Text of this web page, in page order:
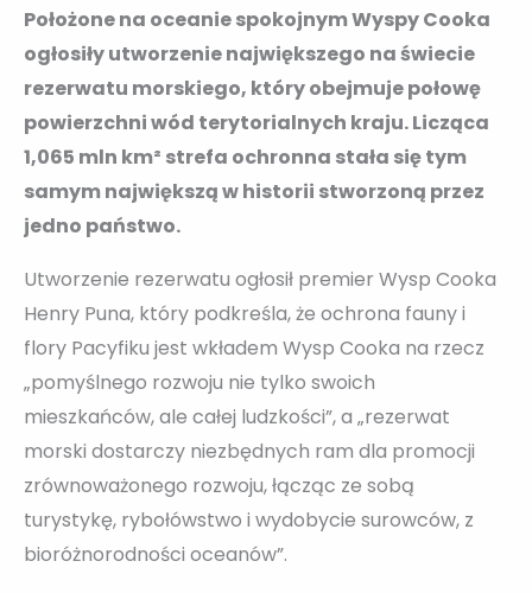
Położone na oceanie spokojnym Wyspy Cooka
ogłosiły utworzenie największego na świecie
rezerwatu morskiego, który obejmuje połowę
powierzchni wód terytorialnych kraju. Licząca
1,065 mln km² strefa ochronna stała się tym
samym największą w historii stworzoną przez
jedno państwo.
Utworzenie rezerwatu ogłosił premier Wysp Cooka
Henry Puna, który podkreśla, że ochrona fauny i
flory Pacyfiku jest wkładem Wysp Cooka na rzecz
„pomyślnego rozwoju nie tylko swoich
mieszkańców, ale całej ludzkości”, a „rezerwat
morski dostarczy niezbędnych ram dla promocji
zrównoważonego rozwoju, łącząc ze sobą
turystykę, rybołówstwo i wydobycie surowców, z
bioróżnorodności oceanów”.